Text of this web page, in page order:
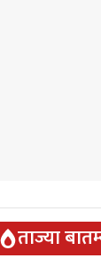
ताज्या